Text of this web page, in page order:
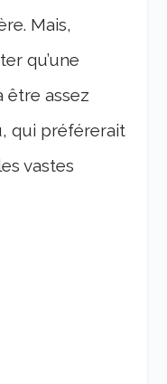
Mais,
qu’une
être assez
qui préférerait
vastes